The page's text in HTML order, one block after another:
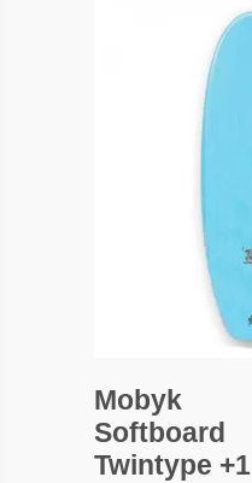
Mobyk
Softboard
Twintype +1